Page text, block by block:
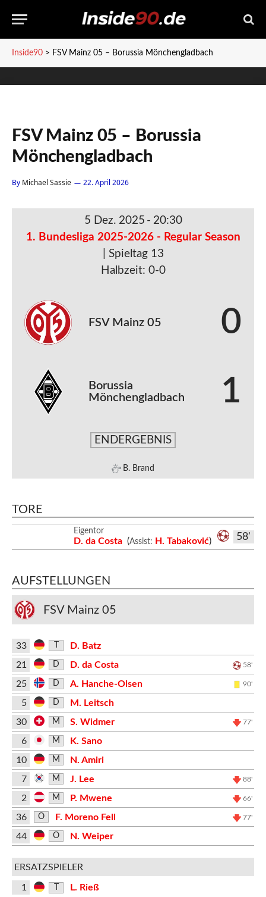
Inside90 > FSV Mainz 05 – Borussia Mönchengladbach
FSV Mainz 05 – Borussia
Mönchengladbach
By Michael Sassie 22. April 2026
5 Dez. 2025 - 20:30
1. Bundesliga 2025-2026 - Regular Season
| Spieltag 13
Halbzeit: 0-0
FSV Mainz 05 0
Borussia
Mönchengladbach
1
ENDERGEBNIS
B. Brand
TORE
58'
Eigentor
D. da Costa (Assist: H. Tabaković)
AUFSTELLUNGEN
FSV Mainz 05
33
D. Batz
21
D D. da Costa 58'
25 D A. Hanche-Olsen 90'
5 D
M. Leitsch
30
M S. Widmer 77'
6 M
K. Sano
10
M
N. Amiri
7
M J. Lee 88'
2 M P. Mwene 66'
36 O F. Moreno Fell 77'
44 O N. Weiper
ERSATZSPIELER
1
L. Rieß